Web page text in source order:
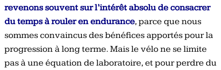
revenons souvent sur l’intérêt absolu de consacrer
du temps à rouler en endurance, parce que nous
sommes convaincus des bénéfices apportés pour la
progression à long terme. Mais le vélo ne se limite
pas à une équation de laboratoire, et pour perdre du